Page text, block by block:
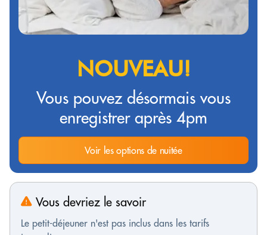
NOUVEAU!
Vous pouvez désormais vous
enregistrer après 4pm
Voir les options de nuitée
Vous devriez le savoir
Le petit-déjeuner n'est pas inclus dans les tarifs